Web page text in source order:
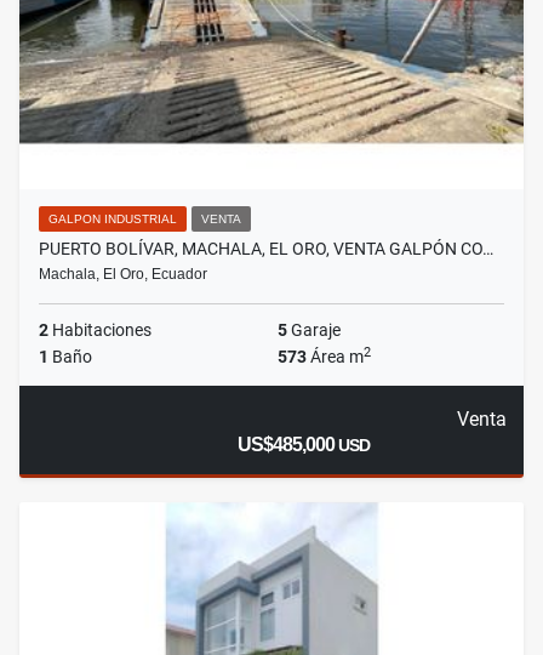
GALPON INDUSTRIAL VENTA
PUERTO BOLÍVAR, MACHALA, EL ORO, VENTA GALPÓN CO…
Machala, El Oro, Ecuador
2 Habitaciones 5Garaje
1 Baño 573Área m2
Venta
US$485,000USD